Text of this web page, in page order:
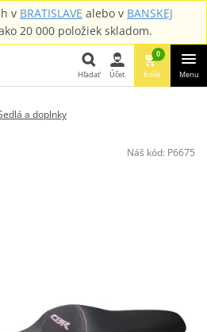
v BRATISLAVE alebo v BANSKEJ
20 000 položiek skladom.
Hľadať Účet
0
Košík Menu
a doplnky
Náš kód: P6675